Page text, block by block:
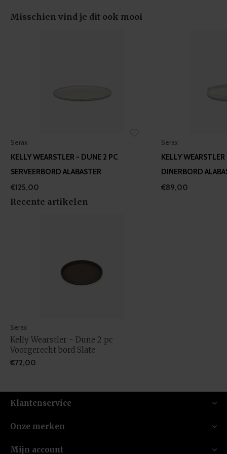
of their services.
Misschien vind je dit ook mooi
Serax
KELLY WEARSTLER - DUNE 2 PC
SERVEERBORD ALABASTER
€125,00
Serax
KELLY
DINERBORD
€89,00
Recente artikelen
Serax
Kelly Wearstler - Dune 2 pc
Voorgerecht bord Slate
€72,00
Klantenservice
Onze merken
Mijn account